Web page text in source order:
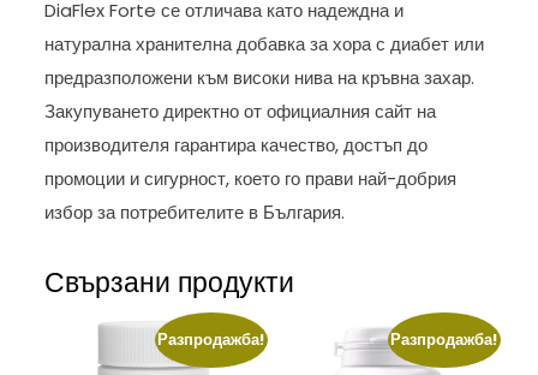
DiaFlex Forte се отличава като надеждна и
натурална хранителна добавка за хора с диабет или
предразположени към високи нива на кръвна захар.
Закупуването директно от официалния сайт на
производителя гарантира качество, достъп до
промоции и сигурност, което го прави най-добрия
избор за потребителите в България.
Свързани продукти
Разпродажба! Разпродажба!